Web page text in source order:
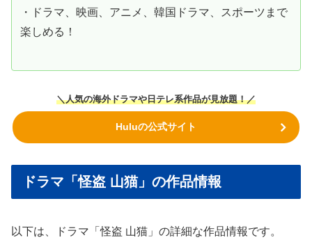
・ドラマ、映画、アニメ、韓国ドラマ、スポーツまで
楽しめる！
＼人気の海外ドラマや日テレ系作品が見放題！／
Huluの公式サイト
ドラマ「怪盗 山猫」の作品情報
以下は、ドラマ「怪盗 山猫」の詳細な作品情報です。